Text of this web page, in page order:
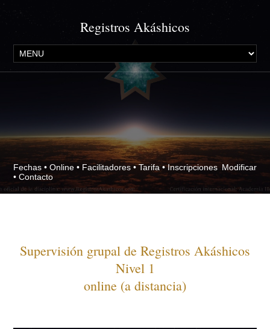
Registros Akáshicos
Modificar
Fechas •Online • Facilitadores•Tarifa •Inscripciones
•Contacto
Supervisión grupal de Registros Akáshicos
Nivel 1
online (a distancia)